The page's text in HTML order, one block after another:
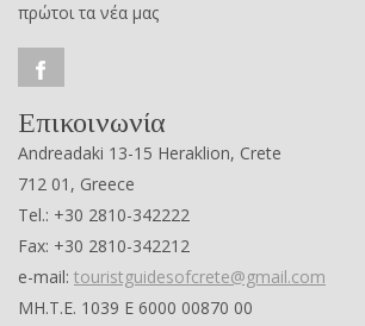
πρώτοι τα νέα μας
Επικοινωνία
Andreadaki 13-15 Heraklion, Crete
712 01, Greece
Tel.: +30 2810-342222
Fax: +30 2810-342212
e-mail: touristguidesofcrete@gmail.com
ΜΗ.Τ.Ε. 1039 Ε 6000 00870 00